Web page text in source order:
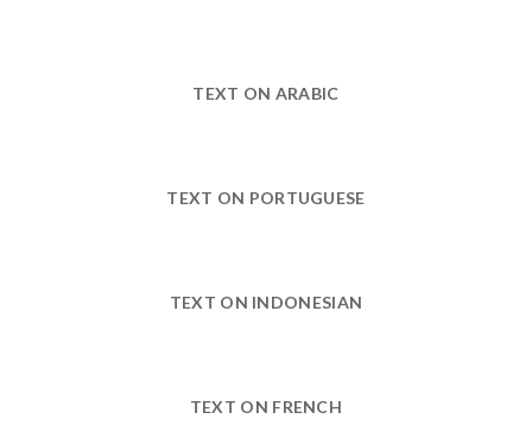
TEXT ON ARABIC
TEXT ON PORTUGUESE
TEXT ON INDONESIAN
TEXT ON FRENCH